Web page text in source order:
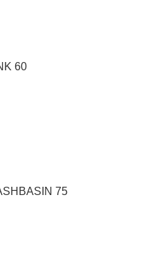
60
75